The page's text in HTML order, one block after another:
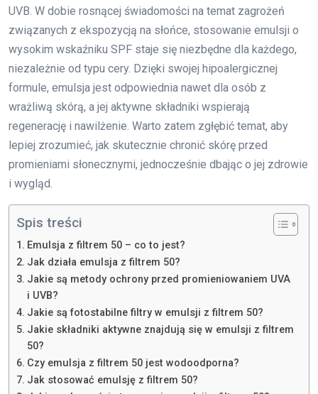
UVB. W dobie rosnącej świadomości na temat zagrożeń
związanych z ekspozycją na słońce, stosowanie emulsji o
wysokim wskaźniku SPF staje się niezbędne dla każdego,
niezależnie od typu cery. Dzięki swojej hipoalergicznej
formule, emulsja jest odpowiednia nawet dla osób z
wrażliwą skórą, a jej aktywne składniki wspierają
regenerację i nawilżenie. Warto zatem zgłębić temat, aby
lepiej zrozumieć, jak skutecznie chronić skórę przed
promieniami słonecznymi, jednocześnie dbając o jej zdrowie
i wygląd.
Spis treści
Emulsja z filtrem 50 – co to jest?
Jak działa emulsja z filtrem 50?
Jakie są metody ochrony przed promieniowaniem UVA
i UVB?
Jakie są fotostabilne filtry w emulsji z filtrem 50?
Jakie składniki aktywne znajdują się w emulsji z filtrem
50?
Czy emulsja z filtrem 50 jest wodoodporna?
Jak stosować emulsję z filtrem 50?